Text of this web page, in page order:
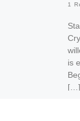
1
is
[…]